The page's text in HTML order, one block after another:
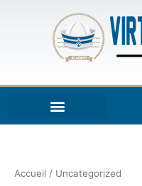
Accueil / Uncategorized